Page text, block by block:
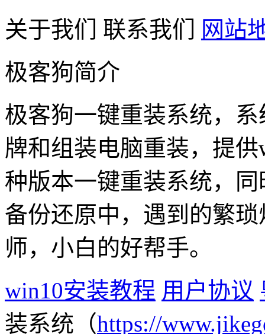
关于我们 联系我们 网站
极客狗简介
极客狗一键重装系统，
牌和组装电脑重装，提
种版本一键重装系统，
备份还原中，遇到的繁
师，小白的好帮手。
win10安装教程 用户协议
装系统（https://